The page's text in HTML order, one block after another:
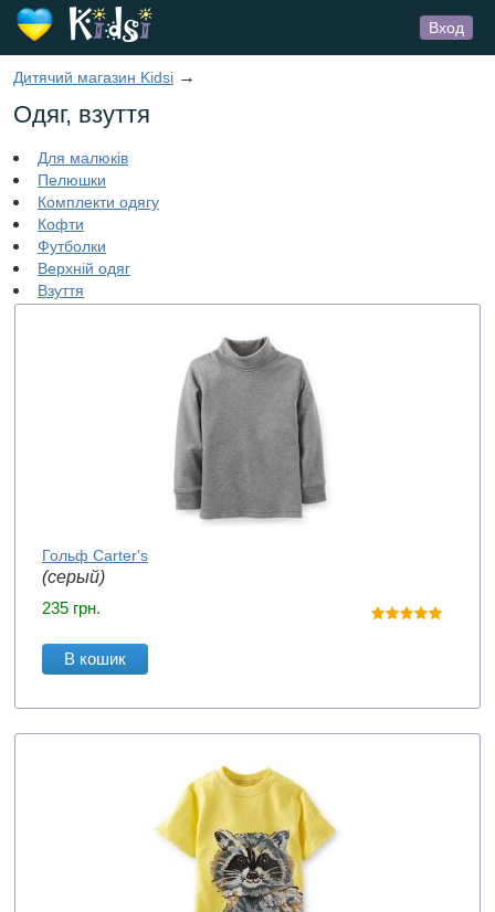
Вход
Дитячий магазин Kidsi →
Одяг, взуття
Для малюків
Пелюшки
Комплекти одягу
Кофти
Футболки
Верхній одяг
Взуття
Гольф Carter's
(серый)
235 грн.
В кошик